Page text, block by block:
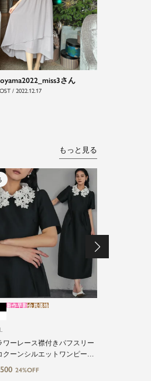
/ 2022.12.17
もっと見る
ワーレース襟付きパフスリー
クーンシルエットワンピース
ス
新作早割会員価格
24%OFF